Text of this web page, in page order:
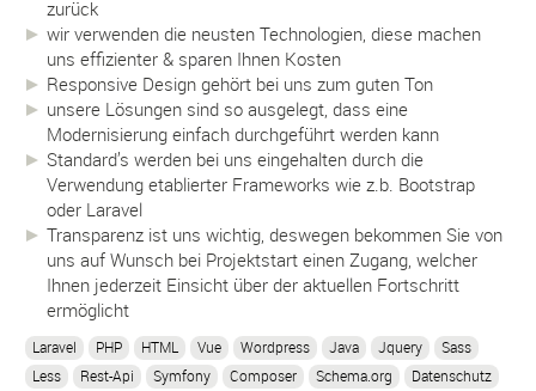
zurück
wir verwenden die neusten Technologien, diese machen
uns effizienter & sparen Ihnen Kosten
Responsive Design gehört bei uns zum guten Ton
unsere Lösungen sind so ausgelegt, dass eine
Modernisierung einfach durchgeführt werden kann
Standard’s werden bei uns eingehalten durch die
Verwendung etablierter Frameworks wie z.b. Bootstrap
oder Laravel
Transparenz ist uns wichtig, deswegen bekommen Sie von
uns auf Wunsch bei Projektstart einen Zugang, welcher
Ihnen jederzeit Einsicht über der aktuellen Fortschritt
ermöglicht
Laravel PHP HTML Vue Wordpress Java Jquery
Sass
Less
Rest-Api Symfony Composer Schema.org Datenschutz